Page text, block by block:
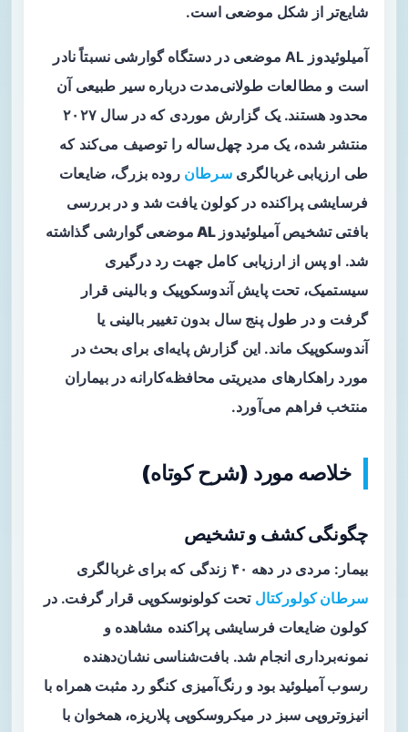
شایع‌تر از شکل موضعی است.
آمیلوئیدوز AL موضعی در دستگاه گوارشی نسبتاً نادر
است و مطالعات طولانی‌مدت درباره سیر طبیعی آن
محدود هستند. یک گزارش موردی که در سال ۲۰۲۷
منتشر شده، یک مرد چهل‌ساله را توصیف می‌کند که
طی ارزیابی غربالگریسرطان روده بزرگ، ضایعات
فرسایشی پراکنده در کولون یافت شد و در بررسی
بافتی تشخیص آمیلوئیدوز AL موضعی گوارشی
گذاشته
شد. او پس از ارزیابی کامل جهت رد درگیری
سیستمیک، تحت پایش آندوسکوپیک و بالینی قرار
گرفت و در طول پنج سال بدون تغییر بالینی یا
آندوسکوپیک ماند. این گزارش پایه‌ای برای بحث در
مورد راهکارهای مدیریتی محافظه‌کارانه در بیماران
منتخب فراهم می‌آورد.
خلاصه مورد (شرح کوتاه)
چگونگی کشف و تشخیص
بیمار: مردی در دهه ۴۰ زندگی که برای
غربالگری
سرطان کولورکتال تحت کولونوسکوپی قرار گرفت. در
کولون ضایعات فرسایشی پراکنده مشاهده و
نمونه‌برداری انجام شد. بافت‌شناسی نشان‌دهنده
رسوب آمیلوئید بود و رنگ‌آمیزی کنگو رد مثبت همراه با
انیزوتروپی سبز در میکروسکوپی پلاریزه، همخوان با